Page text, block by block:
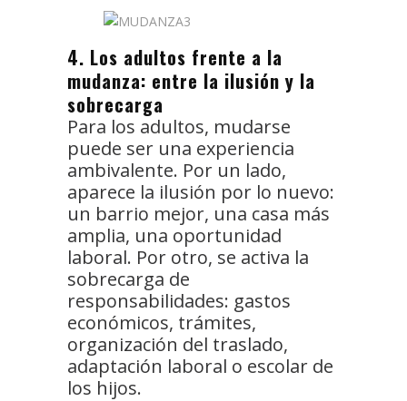
4. Los adultos frente a la
mudanza: entre la ilusión y la
sobrecarga
Para los adultos, mudarse
puede ser una experiencia
ambivalente. Por un lado,
aparece la ilusión por lo nuevo:
un barrio mejor, una casa más
amplia, una oportunidad
laboral. Por otro, se activa la
sobrecarga de
responsabilidades: gastos
económicos, trámites,
organización del traslado,
adaptación laboral o escolar de
los hijos.